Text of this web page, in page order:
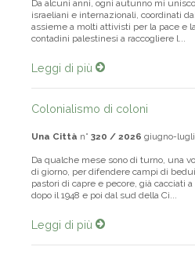
Da alcuni anni, ogni autunno mi
israeliani e internazionali, coordinati
assieme a molti attivisti per la pace e
contadini palestinesi a raccogliere l...
Leggi di più
Colonialismo di coloni
Una Città n° 320 / 2026 giugno-
Da qualche mese sono di turno, una
di giorno, per difendere campi di
pastori di capre e pecore, già cacciati
dopo il 1948 e poi dal sud della Ci...
Leggi di più